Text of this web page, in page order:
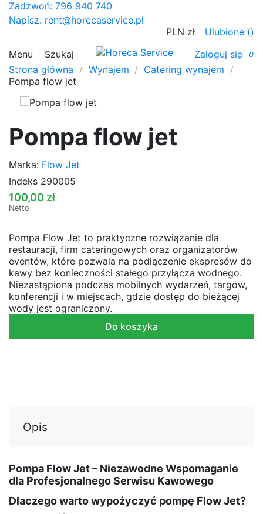
Zadzwoń: 796 940 740
Napisz: rent@horecaservice.pl
PLN zł
Ulubione ()
Menu
Szukaj Zaloguj się 0
Strona główna Wynajem
Catering wynajem
Pompa flow jet
Pompa flow jet
Marka: Flow Jet
Indeks 290005
100,00 zł
Netto
Pompa Flow Jet to praktyczne rozwiązanie dla
restauracji, firm cateringowych oraz organizatorów
eventów, które pozwala na podłączenie ekspresów do
kawy bez konieczności stałego przyłącza wodnego.
Niezastąpiona podczas mobilnych wydarzeń, targów,
konferencji i w miejscach, gdzie dostęp do bieżącej
wody jest ograniczony.
Do koszyka
Opis
Pompa Flow Jet – Niezawodne Wspomaganie
dla Profesjonalnego Serwisu Kawowego
Dlaczego warto wypożyczyć pompę Flow Jet?